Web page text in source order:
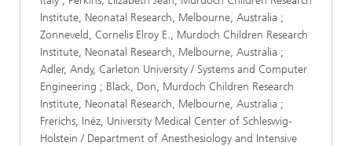
Institute, Neonatal Research, Melbourne, Australia ;
Zonneveld, Cornelis Elroy E., Murdoch Children Research
Institute, Neonatal Research, Melbourne, Australia ;
Adler, Andy, Carleton University / Systems and Computer
Engineering ; Black, Don, Murdoch Children Research
Institute, Neonatal Research, Melbourne, Australia ;
Frerichs, Inéz, University Medical Center of Schleswig-
Holstein / Department of Anesthesiology and Intensive